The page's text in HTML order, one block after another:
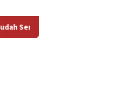
Hari Harga Beras Gorontalo